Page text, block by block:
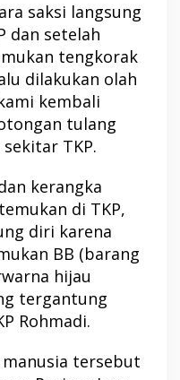
saksi langsung
dan setelah
tengkorak
dilakukan olah
kembali
tulang
TKP.
kerangka
di TKP,
diri karena
BB (barang
hijau
tergantung
Rohmadi.
tersebut